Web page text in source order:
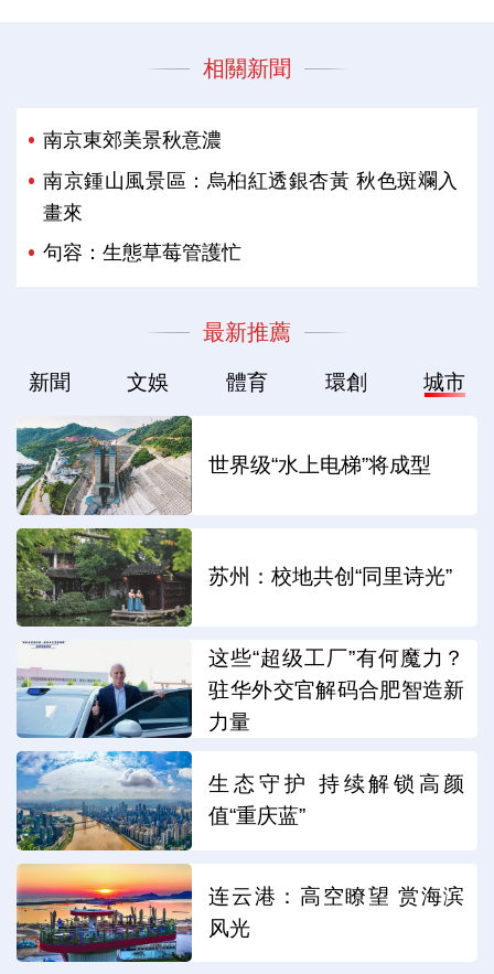
相關新聞
南京東郊美景秋意濃
南京鍾山風景區：烏桕紅透銀杏黃 秋色斑斕入
畫來
句容：生態草莓管護忙
最新推薦
新聞 文娛 體育 環創 城市
世界级“水上电梯”将成型
苏州：校地共创“同里诗光”
这些“超级工厂”有何魔力？
驻华外交官解码合肥智造新
力量
生态守护 持续解锁高颜
值“重庆蓝”
连云港：高空瞭望 赏海滨
风光